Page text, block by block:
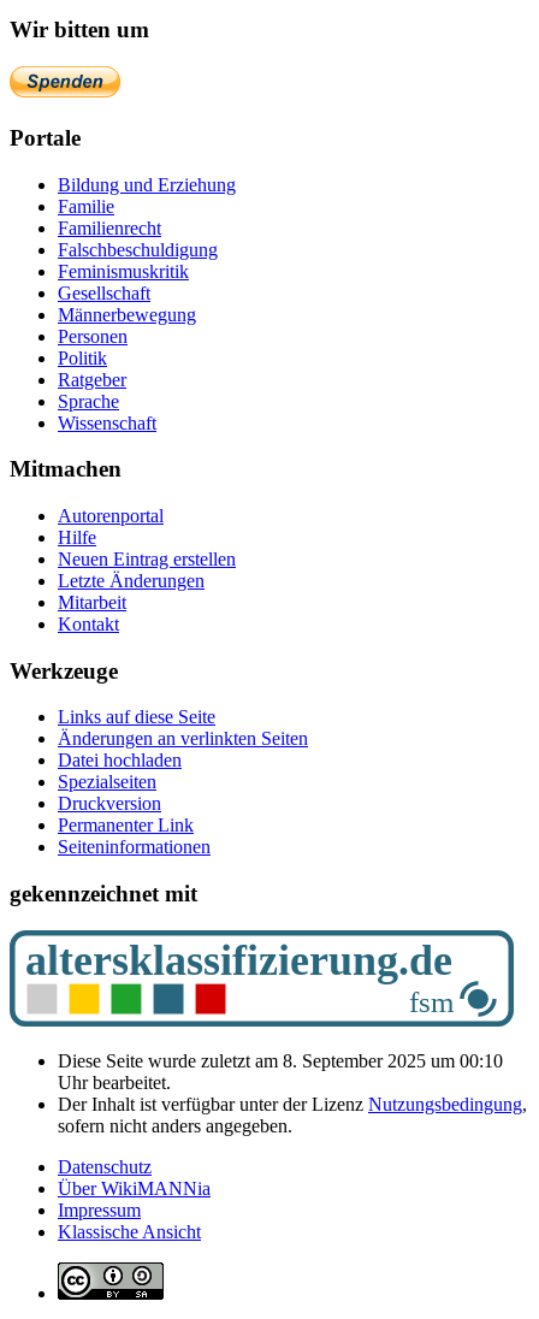
Wir bitten um
Portale
Bildung und Erziehung
Familie
Familienrecht
Falschbeschuldigung
Feminismuskritik
Gesellschaft
Männerbewegung
Personen
Politik
Ratgeber
Sprache
Wissenschaft
Mitmachen
Autorenportal
Hilfe
Neuen Eintrag erstellen
Letzte Änderungen
Mitarbeit
Kontakt
Werkzeuge
Links auf diese Seite
Änderungen an verlinkten Seiten
Datei hochladen
Spezialseiten
Druckversion
Permanenter Link
Seiten­­informationen
gekennzeichnet mit
Diese Seite wurde zuletzt am 8. September 2025 um 00:10
Uhr bearbeitet.
Der Inhalt ist verfügbar unter der Lizenz Nutzungsbedingung,
sofern nicht anders angegeben.
Datenschutz
Über WikiMANNia
Impressum
Klassische Ansicht